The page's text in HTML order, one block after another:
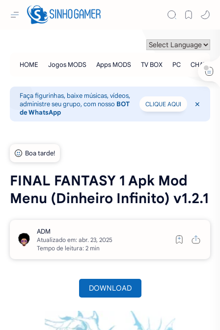
Faça figurinhas, baixe músicas, vídeos,
administre seu grupo, com nosso BOT
de WhatsApp
CLIQUE AQUI
FINAL FANTASY 1 Apk Mod
Menu (Dinheiro Infinito) v1.2.1
Atualizado em:
Tempo de leitura: 2 min
DOWNLOAD